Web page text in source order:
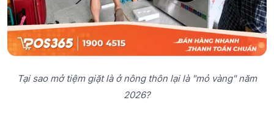
Tại sao mở tiệm giặt là ở nông thôn lại là "mỏ vàng" năm
2026?